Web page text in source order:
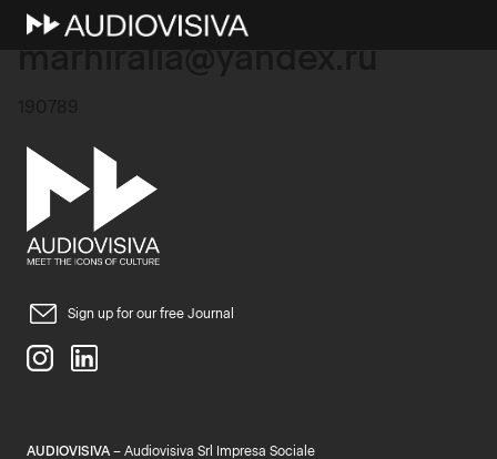
11 Ottobre 2025
Sign up for our free Journal
AUDIOVISIVA – Audiovisiva Srl Impresa Sociale